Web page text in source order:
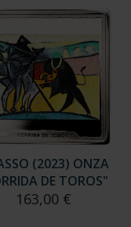
(2023) ONZA
DE TOROS"
163,00 €